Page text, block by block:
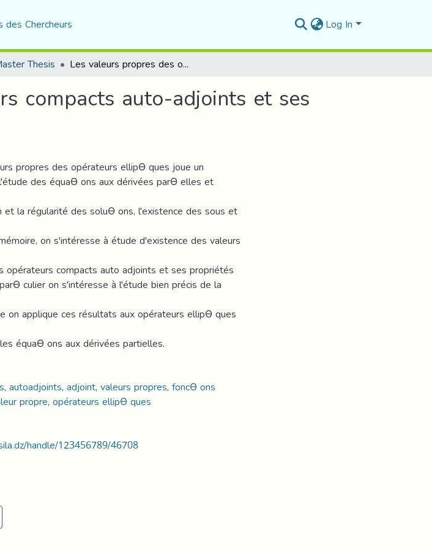
des Chercheurs Log In
Thesis Les valeurs propres des opérateurs compacts auto-adjoints et ses applications aux EDP
compacts auto-adjoints et ses
propres des opérateurs ellipƟ ques joue un
des équaƟ ons aux dérivées parƟ elles et
et la régularité des soluƟ ons, l'existence des sous et
on s'intéresse à étude d'existence des valeurs
opérateurs compacts auto adjoints et ses propriétés
culier on s'intéresse à l'étude bien précis de la
on applique ces résultats aux opérateurs ellipƟ ques
équaƟ ons aux dérivées partielles.
,autoadjoints,adjoint,valeurs propres,foncƟ ons
propre,opérateurs ellipƟ ques
handle/123456789/46708